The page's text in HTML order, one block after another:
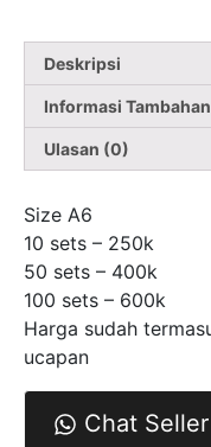
NCMS005
Deskripsi
Informasi Tambahan
Ulasan (0)
Size A6
10 sets – 250k
50 sets – 400k
100 sets – 600k
Harga sudah
ucapan
Chat Seller